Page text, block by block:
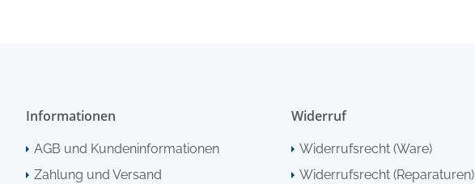
Informationen
AGB und Kundeninformationen
Zahlung und Versand
Widerruf
Widerrufsrecht (Ware)
Widerrufsrecht (Reparaturen)